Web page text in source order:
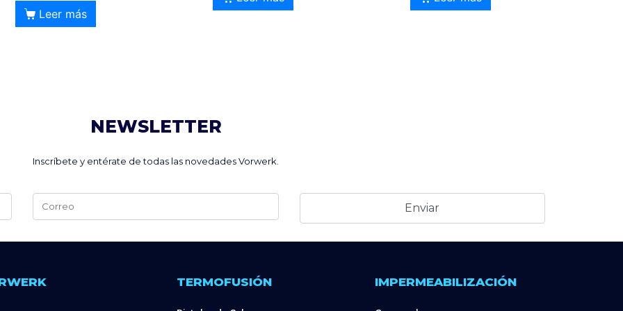
Leer más
NEWSLETTER
Inscríbete y entérate de todas las novedades Vorwerk.
Alternative:
TERMOFUSIÓN IMPERMEABILIZACIÓN